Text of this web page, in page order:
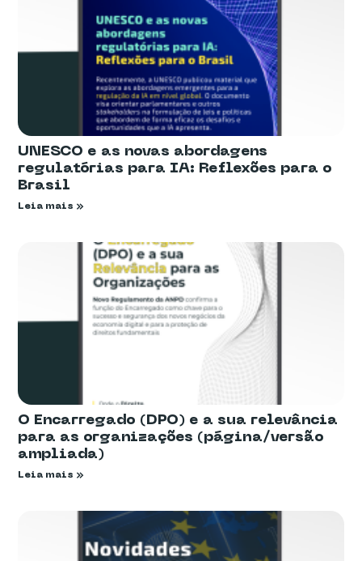
UNESCO e as novas abordagens
regulatórias para IA: Reflexões para o
Brasil
Leia mais »
O Encarregado (DPO) e a sua relevância
para as organizações (página/versão
ampliada)
Leia mais »